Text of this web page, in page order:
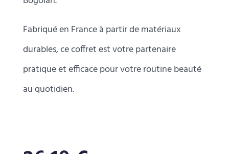
Fabriqué en France à partir de matériaux
durables, ce coffret est votre partenaire
pratique et efficace pour votre routine beauté
au quotidien.